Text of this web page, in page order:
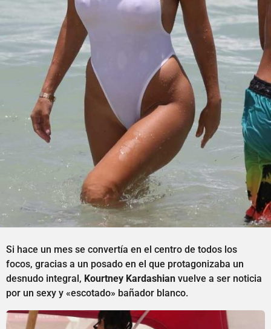
Si hace un mes se convertía en el centro de todos los
focos, gracias a un posado en el que protagonizaba un
desnudo integral, Kourtney Kardashian vuelve a ser noticia
por un sexy y «escotado» bañador blanco.